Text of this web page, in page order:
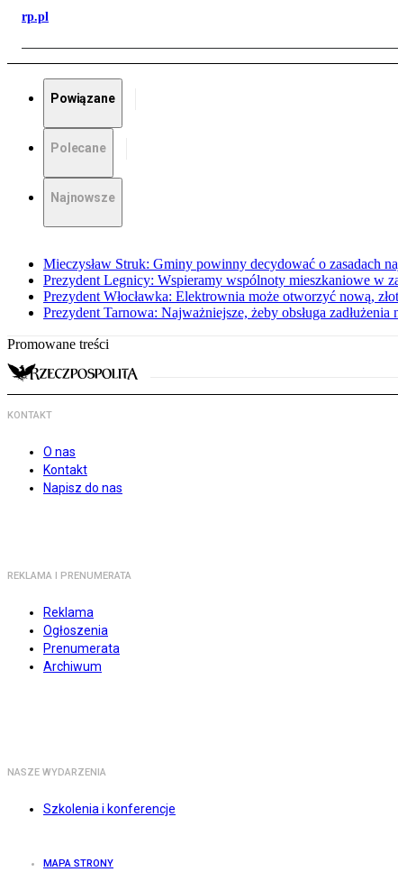
rp.pl
Powiązane
Polecane
Najnowsze
Mieczysław Struk: Gminy powinny decydować o zasadach
Prezydent Legnicy: Wspieramy wspólnoty mieszkaniowe w
Prezydent Włocławka: Elektrownia może otworzyć nową,
Prezydent Tarnowa: Najważniejsze, żeby obsługa zadłużenia
Promowane treści
KONTAKT
O nas
Kontakt
Napisz do nas
REKLAMA I PRENUMERATA
Reklama
Ogłoszenia
Prenumerata
Archiwum
NASZE WYDARZENIA
Szkolenia i konferencje
MAPA STRONY